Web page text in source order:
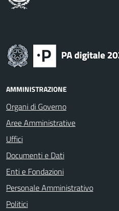
AMMINISTRAZIONE
Organi di Governo
Aree Amministrative
Uffici
Documenti e Dati
Enti e Fondazioni
Personale Amministrativo
Politici